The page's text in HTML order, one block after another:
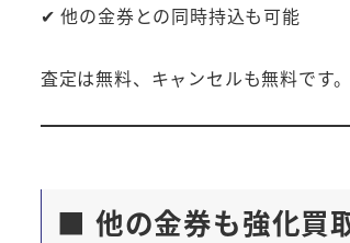
✔ 他の金券との同時持込も可能
査定は無料、キャンセルも無料です。
■ 他の金券も強化買